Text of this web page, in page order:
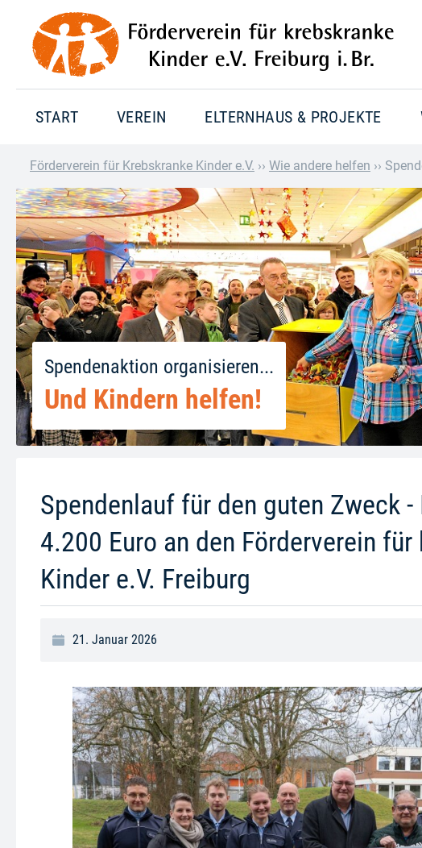
START VEREIN ELTERNHAUS & PROJEKTE
Förderverein für Krebskranke Kinder e.V. ›› Wie andere helfen ››
Spendenaktion organisieren...
Und Kindern helfen!
Spendenlauf für den guten Zweck
4.200 Euro an den Förderverein für
Kinder e.V. Freiburg
21. Januar 2026